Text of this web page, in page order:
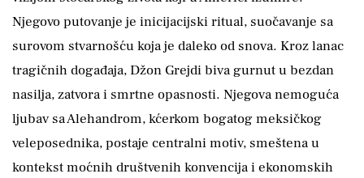
Njegovo putovanje je inicijacijski ritual, suočavanje sa
surovom stvarnošću koja je daleko od snova. Kroz lanac
tragičnih događaja, Džon Grejdi biva gurnut u bezdan
nasilja, zatvora i smrtne opasnosti. Njegova nemoguća
ljubav sa Alehandrom, kćerkom bogatog meksičkog
veleposednika, postaje centralni motiv, smeštena u
kontekst moćnih društvenih konvencija i ekonomskih